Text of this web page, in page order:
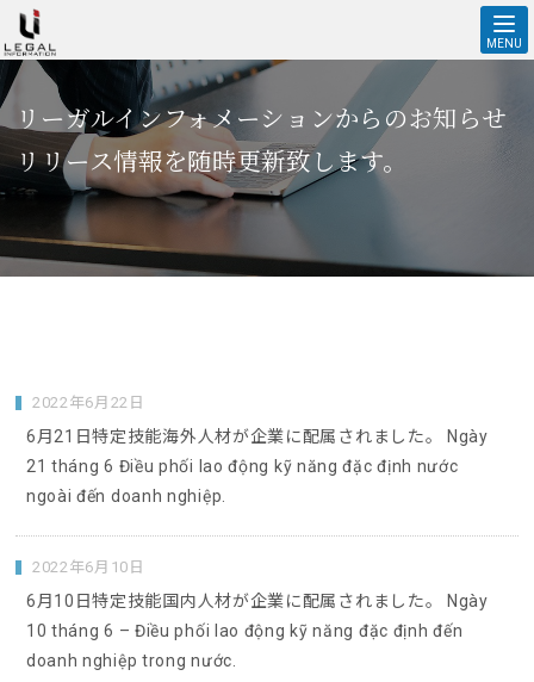
ニュースリリース アーカイブ | 株式会社リーガルインフォメーショ
ン
MENU
ニュースリリース
リーガルインフォメーションからのお知らせ
リリース情報を随時更新致します。
2022年6月22日
6月21日特定技能海外人材が企業に配属されました。 Ngày
21 tháng 6 Điều phối lao động kỹ năng đặc định nước
ngoài đến doanh nghiệp.
2022年6月10日
6月10日特定技能国内人材が企業に配属されました。 Ngày
10 tháng 6 – Điều phối lao động kỹ năng đặc định đến
doanh nghiệp trong nước.